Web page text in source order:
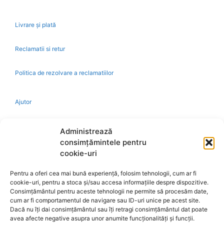
Administrează
consimțămintele pentru
cookie-uri
Pentru a oferi cea mai bună experiență, folosim tehnologii, cum ar fi
cookie-uri, pentru a stoca și/sau accesa informațiile despre dispozitive.
Consimțământul pentru aceste tehnologii ne permite să procesăm date,
cum ar fi comportamentul de navigare sau ID-uri unice pe acest site.
Dacă nu îți dai consimțământul sau îți retragi consimțământul dat poate
avea afecte negative asupra unor anumite funcționalități și funcții.
Livrare și plată
Reclamatii si retur
Politica de rezolvare a reclamatiilor
Ajutor
Retragere din contract
A.N.P.C.